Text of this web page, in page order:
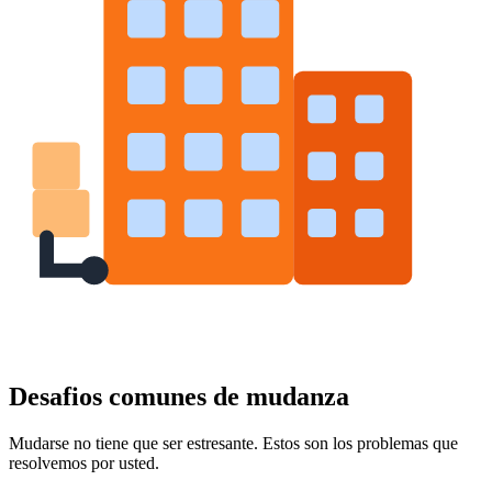
Desafios comunes de mudanza
Mudarse no tiene que ser estresante. Estos son los problemas que
resolvemos por usted.